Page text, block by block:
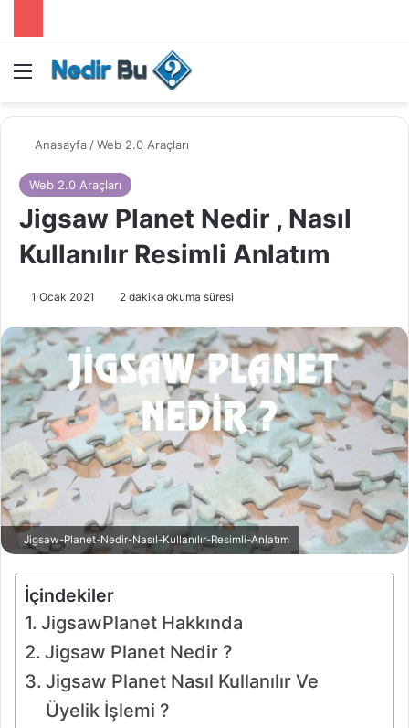
Menü
Anasayfa /Web 2.0 Araçları
Web 2.0 Araçları
Jigsaw Planet Nedir , Nasıl
Kullanılır Resimli Anlatım
1 Ocak 2021 2 dakika okuma süresi
Jigsaw-Planet-Nedir-Nasıl-Kullanılır-Resimli-Anlatım
İçindekiler
JigsawPlanet Hakkında
Jigsaw Planet Nedir ?
Jigsaw Planet Nasıl Kullanılır Ve
Üyelik İşlemi ?